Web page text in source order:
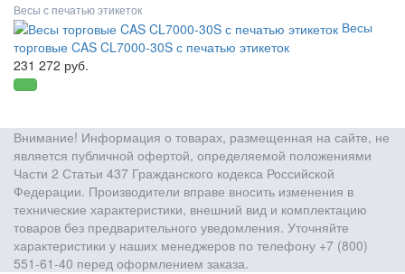
Весы с печатью этикеток
Весы
торговые CAS CL7000-30S с печатью этикеток
231 272 руб.
Внимание! Информация о товарах, размещенная на сайте, не
является публичной офертой, определяемой положениями
Части 2 Статьи 437 Гражданского кодекса Российской
Федерации. Производители вправе вносить изменения в
технические характеристики, внешний вид и комплектацию
товаров без предварительного уведомления. Уточняйте
характеристики у наших менеджеров по телефону +7 (800)
551-61-40 перед оформлением заказа.